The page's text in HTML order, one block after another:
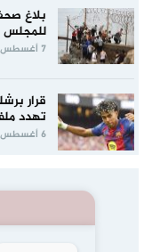
بلاغ
للمجلس
7 أغسطس 2026
قرار
تهدد ملف
6 أغسطس 2026